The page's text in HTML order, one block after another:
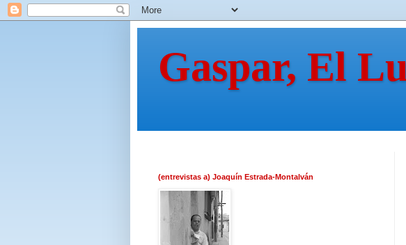
Gaspar, El
(entrevistas a) Joaquín Estrada-Montalván